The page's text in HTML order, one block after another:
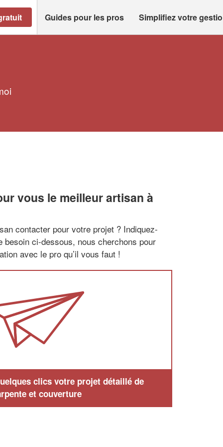
Guides pour les pros Simplifiez votre
vous le meilleur artisan à
contacter pour votre projet ? Indiquez-
besoin ci-dessous, nous cherchons pour
avec le pro qu’il vous faut !
clics votre projet détaillé de
et couverture